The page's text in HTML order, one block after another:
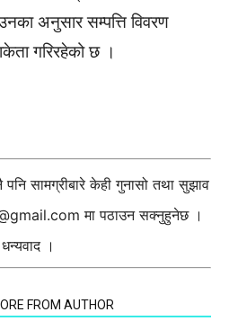
अनुसार सम्पत्ति विवरण
गरिरहेको छ ।
सामग्रीबारे केही गुनासो तथा सुझाव
मा पठाउन सक्नुहुनेछ ।
धन्यवाद ।
FROM AUTHOR